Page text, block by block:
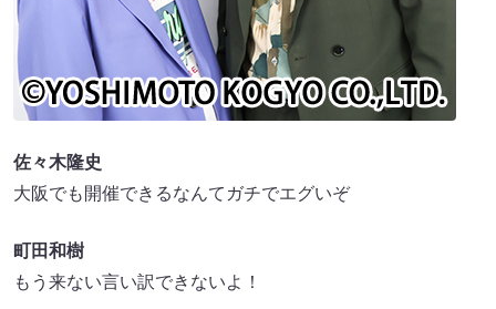
佐々木隆史
大阪でも開催できるなんてガチでエグいぞ
町田和樹
もう来ない言い訳できないよ！